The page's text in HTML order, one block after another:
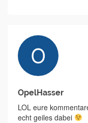
OpelHasser
LOL eure
echt geiles dabei